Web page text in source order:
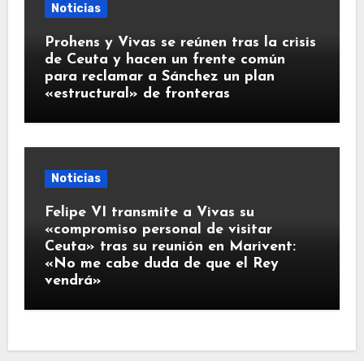
Noticias
Prohens y Vivas se reúnen tras la crisis
de Ceuta y hacen un frente común
para reclamar a Sánchez un plan
«estructural» de fronteras
Noticias
Felipe VI transmite a Vivas su
«compromiso personal de visitar
Ceuta» tras su reunión en Marivent:
«No me cabe duda de que el Rey
vendrá»